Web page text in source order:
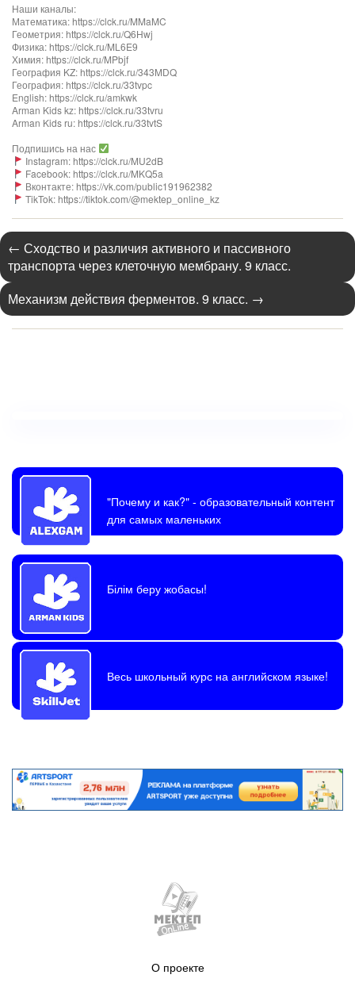
Наши каналы:
Математика: https://clck.ru/MMaMC
Геометрия: https://clck.ru/Q6Hwj
Физика: https://clck.ru/ML6E9
Химия: https://clck.ru/MPbjf
География KZ: https://clck.ru/343MDQ
География: https://clck.ru/33tvpc
English: https://clck.ru/amkwk
Arman Kids kz: https://clck.ru/33tvru
Arman Kids ru: https://clck.ru/33tvtS
Подпишись на нас
Instagram: https://clck.ru/MU2dB
Facebook: https://clck.ru/MKQ5a
Вконтакте: https://vk.com/public191962382
TikTok: https://tiktok.com/@mektep_online_kz
← Сходство и различия активного и пассивного
транспорта через клеточную мембрану. 9 класс.
Механизм действия ферментов. 9 класс. →
"Почему и как?"- образовательный контент
для самых маленьких
Білім беру жобасы!
Весь школьный курс на английском языке!
О проекте